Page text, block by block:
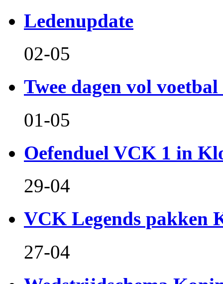
Ledenupdate
02-05
Twee dagen vol
01-05
Oefenduel VCK 1 in
29-04
VCK Legends pakken
27-04